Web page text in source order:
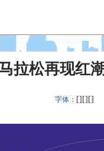
拉松再现红
字体： [][][]